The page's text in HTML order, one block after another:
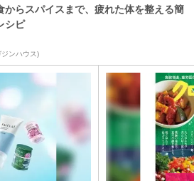
からスパイスまで、疲れた体を整える簡
シピ
ジンハウス)